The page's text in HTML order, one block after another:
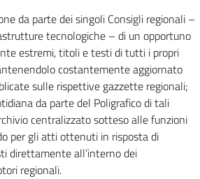
da parte dei singoli Consigli regionali –
tecnologiche – di un opportuno
estremi, titoli e testi di tutti i propri
costantemente aggiornato
sulle rispettive gazzette regionali;
da parte del Poligrafico di tali
centralizzato sotteso alle funzioni
per gli atti ottenuti in risposta di
direttamente all’interno dei
regionali.